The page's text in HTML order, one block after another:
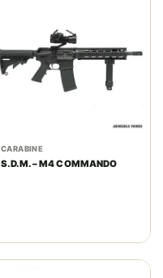
CARABINE
S.D.M. – M4 COMMANDO